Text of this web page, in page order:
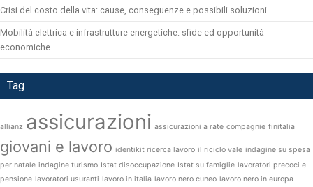
Crisi del costo della vita: cause, conseguenze e possibili soluzioni
Mobilità elettrica e infrastrutture energetiche: sfide ed opportunità
economiche
Tag
allianz assicurazioni assicurazioni a rate compagnie finitalia
giovani e lavoro identikit ricerca lavoro il riciclo vale indagine su spesa
per natale indagine turismo Istat disoccupazione Istat su famiglie lavoratori precoci e
pensione lavoratori usuranti lavoro in italia lavoro nero cuneo lavoro nero in europa